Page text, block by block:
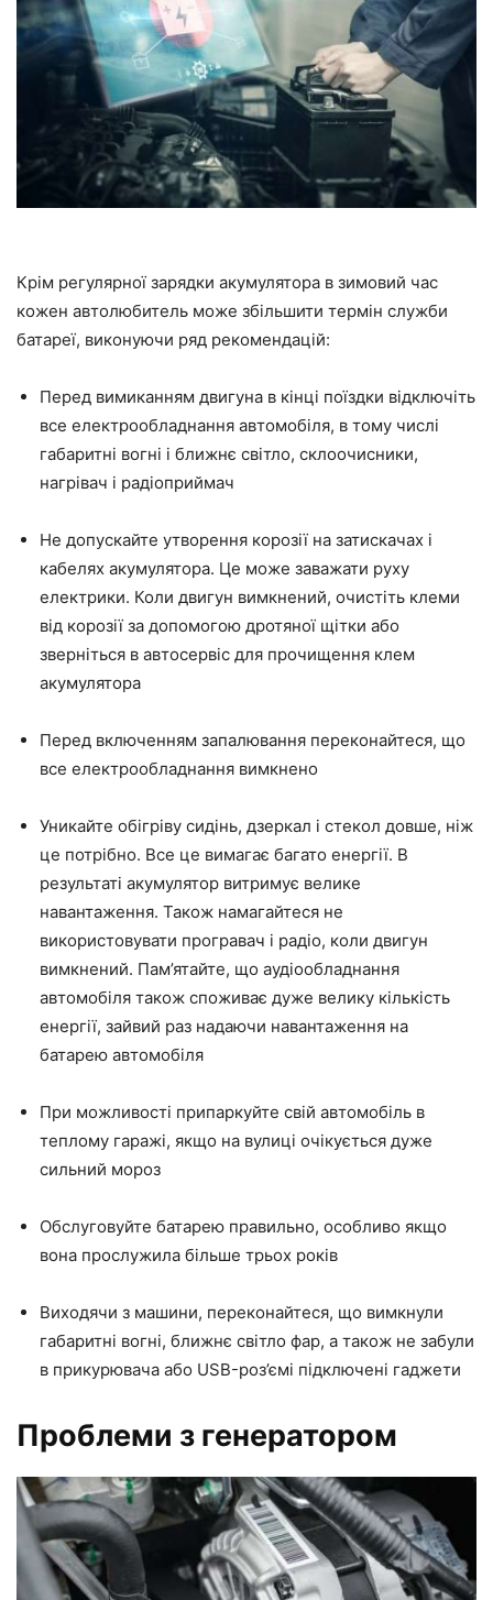
Крім регулярної зарядки акумулятора в зимовий час
кожен автолюбитель може збільшити термін служби
батареї, виконуючи ряд рекомендацій:
Перед вимиканням двигуна в кінці поїздки відключіть
все електрообладнання автомобіля, в тому числі
габаритні вогні і ближнє світло, склоочисники,
нагрівач і радіоприймач
Не допускайте утворення корозії на затискачах і
кабелях акумулятора. Це може заважати руху
електрики. Коли двигун вимкнений, очистіть клеми
від корозії за допомогою дротяної щітки або
зверніться в автосервіс для прочищення клем
акумулятора
Перед включенням запалювання переконайтеся, що
все електрообладнання вимкнено
Уникайте обігріву сидінь, дзеркал і стекол довше, ніж
це потрібно. Все це вимагає багато енергії. В
результаті акумулятор витримує велике
навантаження. Також намагайтеся не
використовувати програвач і радіо, коли двигун
вимкнений. Пам’ятайте, що аудіообладнання
автомобіля також споживає дуже велику кількість
енергії, зайвий раз надаючи навантаження на
батарею автомобіля
При можливості припаркуйте свій автомобіль в
теплому гаражі, якщо на вулиці очікується дуже
сильний мороз
Обслуговуйте батарею правильно, особливо якщо
вона прослужила більше трьох років
Виходячи з машини, переконайтеся, що вимкнули
габаритні вогні, ближнє світло фар, а також не забули
в прикурювача або USB-роз’ємі підключені гаджети
Проблеми з генератором